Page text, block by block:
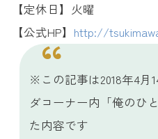
【定休日】火曜
【公式HP】 http://
※この記事は2018年4月
ダコーナー内「俺のひ
た内容です